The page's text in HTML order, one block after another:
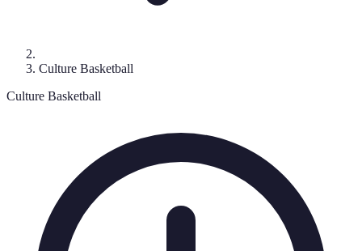
Culture Basketball
Culture Basketball